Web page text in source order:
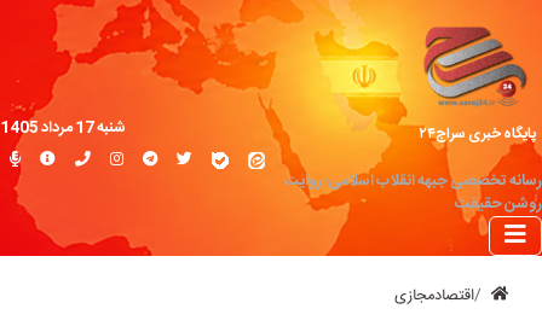
پایگاه خبری سراج۲۴
رسانه تخصصی جبهه انقلاب اسلامی؛ روایت
روشن حقیقت
شنبه 17 مرداد 1405
اقتصادمجازی